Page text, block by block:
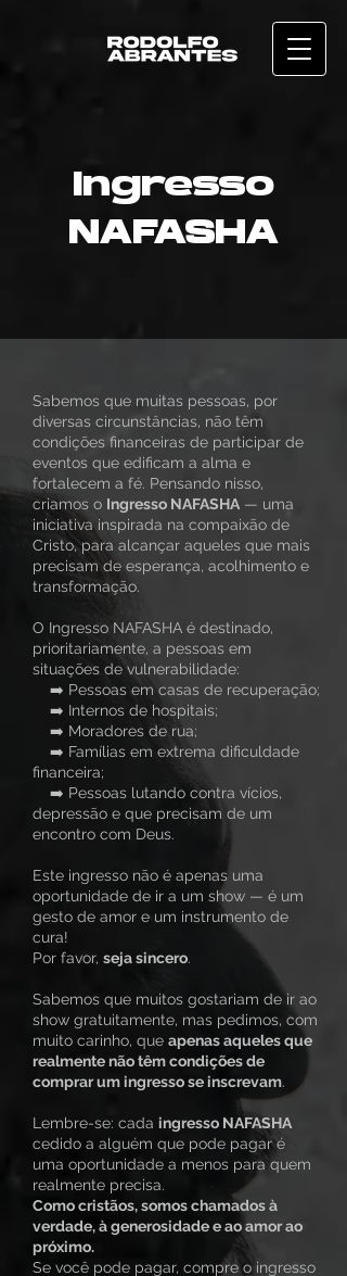
Ingresso
NAFASHA
Sabemos que muitas pessoas, por
diversas circunstâncias, não têm
condições financeiras de participar de
eventos que edificam a alma e
fortalecem a fé. Pensando nisso,
criamos o Ingresso NAFASHA — uma
iniciativa inspirada na compaixão de
Cristo, para alcançar aqueles que mais
precisam de esperança, acolhimento e
transformação.
O Ingresso NAFASHA é destinado,
prioritariamente, a pessoas em
situações de vulnerabilidade:
➡️ Pessoas em casas de recuperação;
➡️ Internos de hospitais;
➡️ Moradores de rua;
➡️ Famílias em extrema dificuldade
financeira;
➡️ Pessoas lutando contra vícios,
depressão e que precisam de um
encontro com Deus.
Este ingresso não é apenas uma
oportunidade de ir a um show — é um
gesto de amor e um instrumento de
cura!
Por favor, seja sincero.
Sabemos que muitos gostariam de ir ao
show gratuitamente, mas pedimos, com
muito carinho, que apenas aqueles que
realmente não têm condições de
comprar um ingresso se inscrevam.
Lembre-se: cada ingresso NAFASHA
cedido a alguém que pode pagar é
uma oportunidade a menos para quem
realmente precisa.
Como cristãos, somos chamados à
verdade, à generosidade e ao amor ao
próximo.
Se você pode pagar, compre o ingresso